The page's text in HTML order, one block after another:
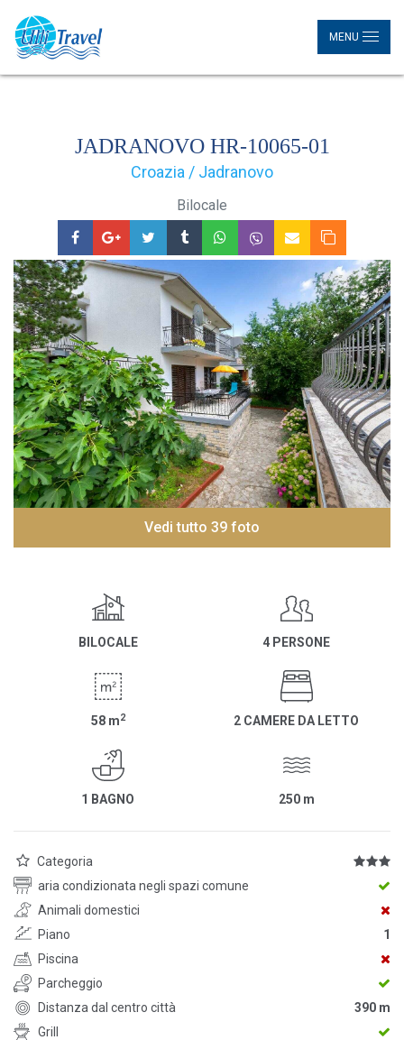
MENU
JADRANOVO HR-10065-01
Croazia / Jadranovo
Bilocale
Vedi tutto 39 foto
BILOCALE 4 PERSONE
58 m2 2 CAMERE DA LETTO
1 BAGNO 250 m
Categoria
aria condizionata negli spazi comune
Animali domestici
Piano
1
Piscina
Parcheggio
Distanza dal centro città
390 m
Grill